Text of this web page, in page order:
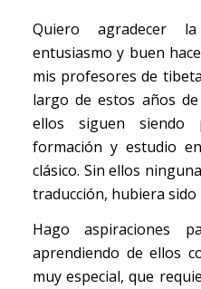
Quiero agradecer la
entusiasmo y buen
mis profesores de
largo de estos años
ellos siguen
formación y estudio
clásico. Sin ellos
traducción, hubiera
Hago aspiraciones
aprendiendo de ellos
muy especial, que